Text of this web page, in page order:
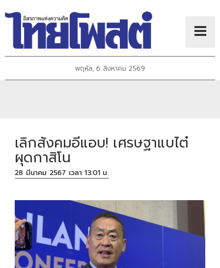
พฤหัส, 6 สิงหาคม 2569
เลิกสังคมอีแอบ! เศรษฐาแบไต๋
ผุดกาสิโน
28 มีนาคม 2567 เวลา 13:01 น.